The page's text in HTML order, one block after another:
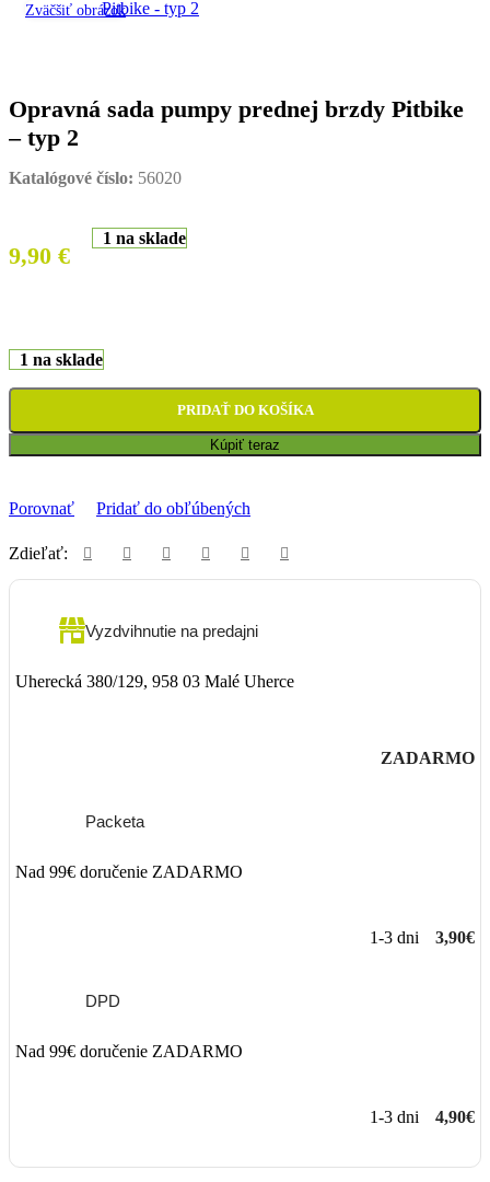
Zväčšiť obrázok
Opravná sada pumpy prednej brzdy Pitbike
– typ 2
Katalógové číslo: 56020
9,90 €
1 na sklade
1 na sklade
PRIDAŤ DO KOŠÍKA
Kúpiť teraz
Porovnať Pridať do obľúbených
Zdieľať:
Vyzdvihnutie na predajni
Uherecká 380/129, 958 03 Malé Uherce
ZADARMO
Packeta
Nad 99€ doručenie ZADARMO
1-3 dni 3,90€
DPD
Nad 99€ doručenie ZADARMO
1-3 dni 4,90€